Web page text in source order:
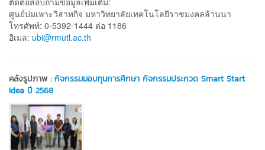
ศูนย์บ่มเพาะวิสาหกิจ มหาวิทยาลัยเทคโนโลยีราชมงคลล้านนา
โทรศัพท์: 0-5392-1444 ต่อ 1186
อีเมล: ubi@rmutl.ac.th
คลังรูปภาพ :กิจกรรมมอบทุนการศึกษา กิจกรรมประกวด Smart Start
Idea ปี 2568